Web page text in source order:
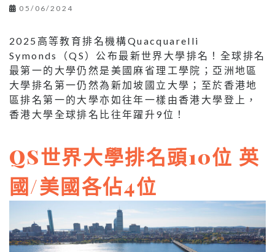
05/06/2024
2025高等教育排名機構Quacquarelli
Symonds（QS）公布最新世界大學排名！全球排名
最第一的大學仍然是美國麻省理工學院；亞洲地區
大學排名第一仍然為新加坡國立大學；至於香港地
區排名第一的大學亦如往年一樣由香港大學登上，
香港大學全球排名比往年躍升9位！
QS世界大學排名頭10位 英
國/美國各佔4位